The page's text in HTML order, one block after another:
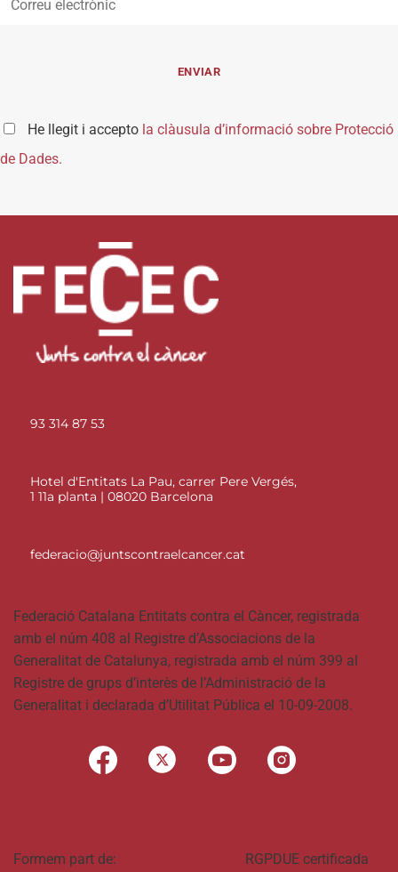
He llegit i accepto la clàusula d’informació sobre Protecció
de Dades.
93 314 87 53
Hotel d'Entitats La Pau, carrer Pere Vergés,
1 11a planta | 08020 Barcelona
federacio@juntscontraelcancer.cat
Federació Catalana Entitats contra el Càncer, registrada
amb el núm 408 al Registre d’Associacions de la
Generalitat de Catalunya, registrada amb el núm 399 al
Registre de grups d’interès de l’Administració de la
Generalitat i declarada d’Utilitat Pública el 10-09-2008.
Formem part de: RGPDUE certificada